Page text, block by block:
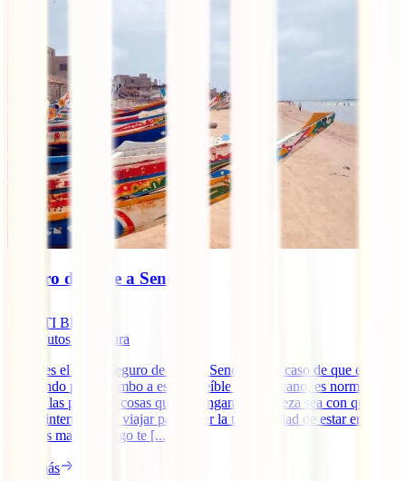
Seguro de viaje a Senegal
IATI Blog
minutos de lectura
¿Cuál es el mejor seguro de viaje a Senegal? En caso de que estés
planeando poner rumbo a este increíble país africano, es normal que
una de las primeras cosas que te vengan a la cabeza sea con qué
póliza internacional viajar para tener la tranquilidad de estar en las
mejores manos si algo te [...]
Leer más